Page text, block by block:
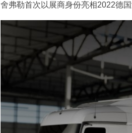
舍弗勒首次以展商身份亮相2022德